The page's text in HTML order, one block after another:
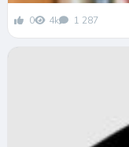
0 4k 1 287